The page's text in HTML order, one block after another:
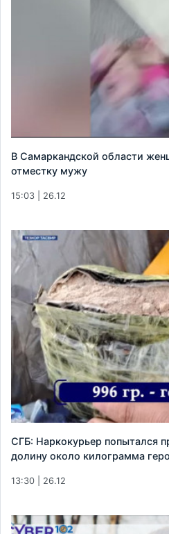
В Самаркандской области
отместку мужу
15:03 | 26.12
СГБ: Наркокурьер попытался
долину около килограмма
13:30 | 26.12